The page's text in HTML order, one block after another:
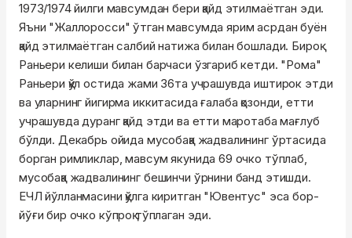
1973/1974 йилги мавсумдан бери қайд этилмаётган эди.
Яъни "Жаллоросси" ўтган мавсумда ярим асрдан буён
қайд этилмаётган салбий натижа билан бошлади. Бироқ
Раньери келиши билан барчаси ўзгариб кетди. "Рома"
Раньери қўл остида жами 36та учрашувда иштирок этди
ва уларнинг йигирма иккитасида ғалаба қозонди, етти
учрашувда дуранг қайд этди ва етти маротаба мағлуб
бўлди. Декабрь ойида мусобақа жадвалининг ўртасида
борган римликлар, мавсум якунида 69 очко тўплаб,
мусобақа жадвалининг бешинчи ўрнини банд этишди.
ЕЧЛ йўлланмасини қўлга киритган "Ювентус" эса бор-
йўғи бир очко кўпроқ тўплаган эди.